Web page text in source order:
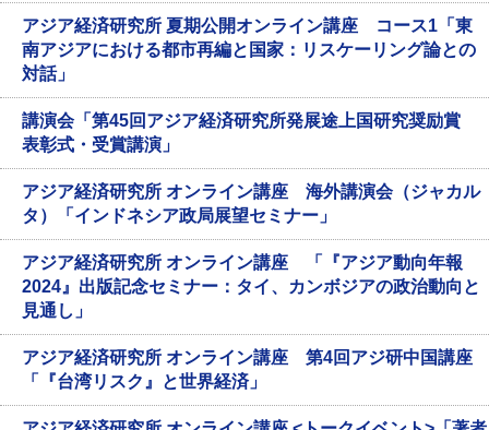
アジア経済研究所 夏期公開オンライン講座 コース1「東
南アジアにおける都市再編と国家：リスケーリング論との
対話」
講演会「第45回アジア経済研究所発展途上国研究奨励賞
表彰式・受賞講演」
アジア経済研究所 オンライン講座 海外講演会（ジャカル
タ）「インドネシア政局展望セミナー」
アジア経済研究所 オンライン講座 「『アジア動向年報
2024』出版記念セミナー：タイ、カンボジアの政治動向と
見通し」
アジア経済研究所 オンライン講座 第4回アジ研中国講座
「『台湾リスク』と世界経済」